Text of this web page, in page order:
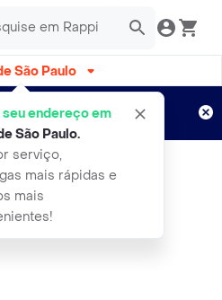
São Paulo
seu endereço em
São Paulo.
serviço,
mais rápidas e
mais
por 15 dias!
Aplicam T&C